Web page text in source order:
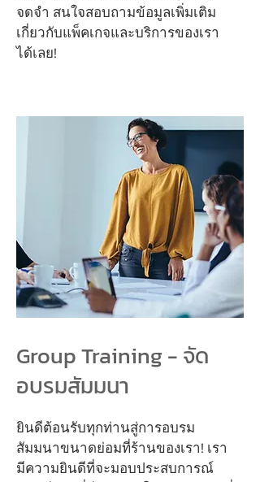
จดจำ สนใจสอบถามข้อมูลเพิ่มเติม
เกี่ยวกับแพ็คเกจและบริการของเรา
ได้เลย!
Group Training - จัด
อบรมสัมมนา
ยินดีต้อนรับทุกท่านสู่การอบรม
สัมมนาขนาดย่อมที่ร้านของเรา! เรา
มีความยินดีที่จะมอบประสบการณ์